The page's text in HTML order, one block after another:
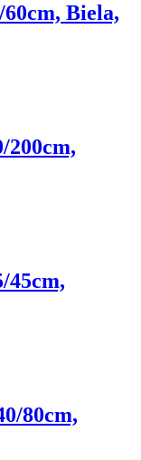
Biela,
200cm,
45cm,
80cm,